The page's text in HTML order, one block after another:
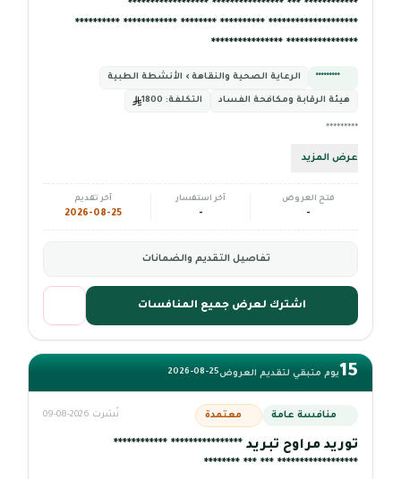
************ *** **************** ******************
******************** ********** ******** ************ **********
**************** ****************
********* الرعاية الصحية والنقاهة › الأنشطة الطبية
هيئة الرقابة ومكافحة الفساد التكلفة:
*********
عرض المزيد
فتح العروض
-
آخر استفسار
-
آخر تقديم
2026-08-25
تفاصيل التقديم والضمانات
اشترك لعرض جميع المنافسات
15يوم متبقي لتقديم العروض2026-08-25
منافسة عامة معتمدة نُشرت 2026-08-09
توريد مراوح تبريد **************** ************
****************** *** *** ********